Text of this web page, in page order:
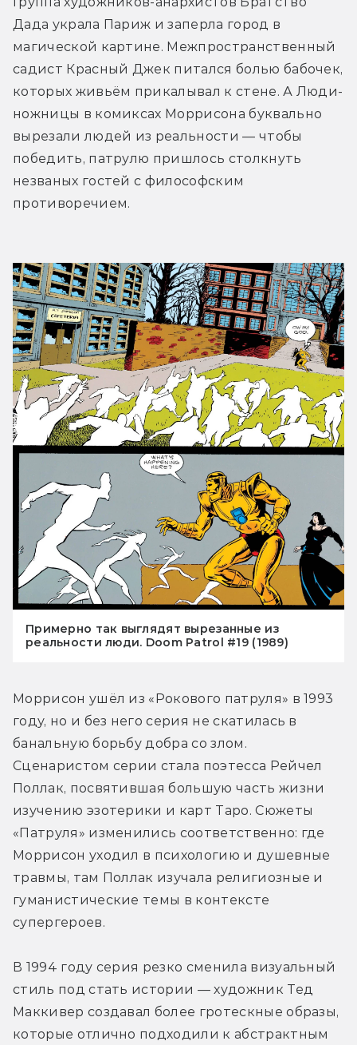
Дада украла Париж и заперла город в
магической картине. Межпространственный
садист Красный Джек питался болью бабочек,
которых живьём прикалывал к стене. А Люди-
ножницы в комиксах Моррисона буквально
вырезали людей из реальности — чтобы
победить, патрулю пришлось столкнуть
незваных гостей с философским
противоречием.
Примерно так выглядят вырезанные из
реальности люди. Doom Patrol #19 (1989)
Моррисон ушёл из «Рокового патруля» в 1993
году, но и без него серия не скатилась в
банальную борьбу добра со злом.
Сценаристом серии стала поэтесса Рейчел
Поллак, посвятившая большую часть жизни
изучению эзотерики и карт Таро. Сюжеты
«Патруля» изменились соответственно: где
Моррисон уходил в психологию и душевные
травмы, там Поллак изучала религиозные и
гуманистические темы в контексте
супергероев.
В 1994 году серия резко сменила визуальный
стиль под стать истории — художник Тед
Маккивер создавал более гротескные образы,
которые отлично подходили к абстрактным